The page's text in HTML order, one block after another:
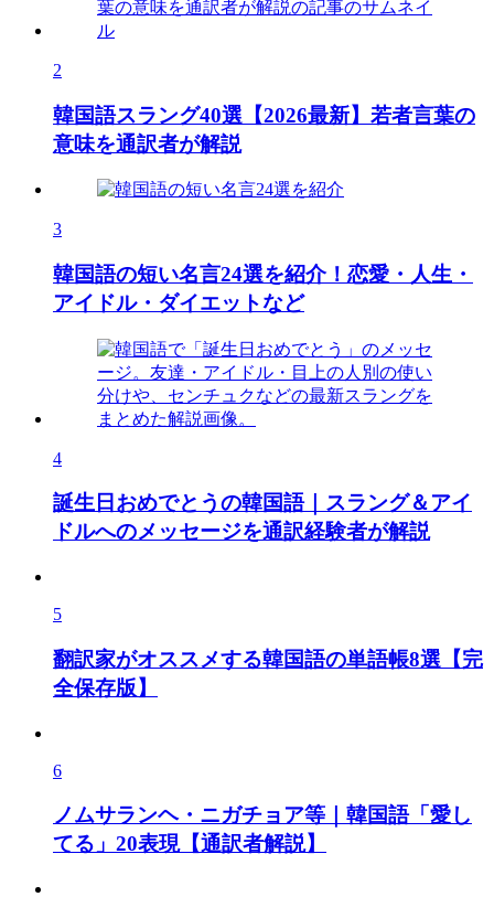
2
韓国語スラング40選【2026最新】若者言葉の
意味を通訳者が解説
3
韓国語の短い名言24選を紹介！恋愛・人生・
アイドル・ダイエットなど
4
誕生日おめでとうの韓国語｜スラング＆アイ
ドルへのメッセージを通訳経験者が解説
5
翻訳家がオススメする韓国語の単語帳8選【完
全保存版】
6
ノムサランヘ・ニガチョア等｜韓国語「愛し
てる」20表現【通訳者解説】